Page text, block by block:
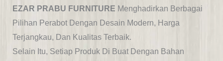
EZAR PRABU FURNITURE Menghadirkan Berbagai
Pilihan Perabot Dengan Desain Modern, Harga
Terjangkau, Dan Kualitas Terbaik.
Selain Itu, Setiap Produk Di Buat Dengan Bahan